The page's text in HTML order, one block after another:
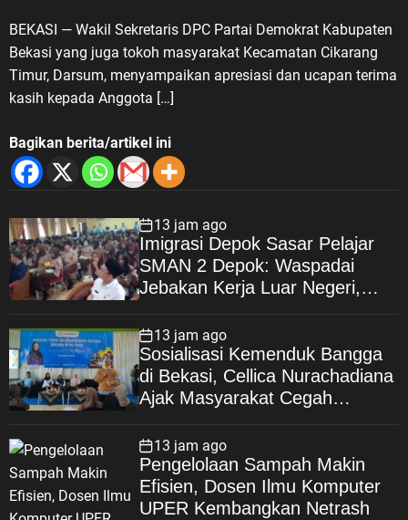
BEKASI — Wakil Sekretaris DPC Partai Demokrat Kabupaten
Bekasi yang juga tokoh masyarakat Kecamatan Cikarang
Timur, Darsum, menyampaikan apresiasi dan ucapan terima
kasih kepada Anggota […]
Bagikan berita/artikel ini
13 jam ago
Imigrasi Depok Sasar Pelajar
SMAN 2 Depok: Waspadai
Jebakan Kerja Luar Negeri,
Depan
13 jam ago
Sosialisasi Kemenduk Bangga
di Bekasi, Cellica Nurachadiana
Ajak Masyarakat Cegah
Keluarga Berkualitas
13 jam ago
Pengelolaan Sampah Makin
Efisien, Dosen Ilmu Komputer
UPER Kembangkan Netrash